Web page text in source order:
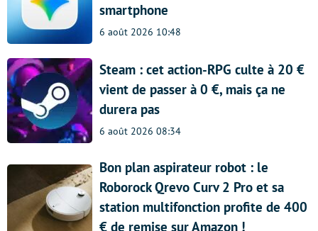
smartphone
6 août 2026 10:48
Steam : cet action-RPG culte à 20 €
vient de passer à 0 €, mais ça ne
durera pas
6 août 2026 08:34
Bon plan aspirateur robot : le
Roborock Qrevo Curv 2 Pro et sa
station multifonction profite de 400
€ de remise sur Amazon !